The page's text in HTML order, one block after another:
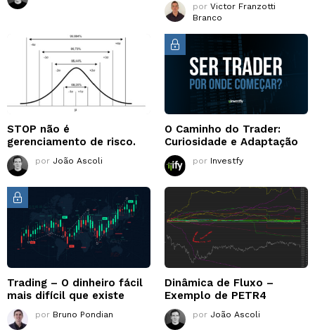
por Victor Franzotti
Branco
STOP não é
gerenciamento de risco.
por João Ascoli
O Caminho do Trader:
Curiosidade e Adaptação
por Investfy
Trading – O dinheiro fácil
mais difícil que existe
por Bruno Pondian
Dinâmica de Fluxo –
Exemplo de PETR4
por João Ascoli